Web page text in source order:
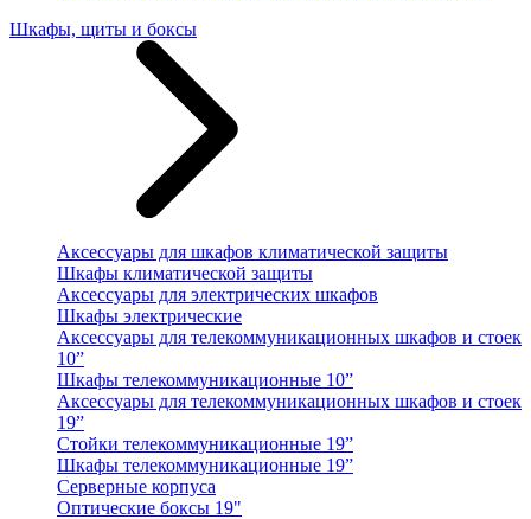
Шкафы, щиты и боксы
Аксессуары для шкафов климатической защиты
Шкафы климатической защиты
Аксессуары для электрических шкафов
Шкафы электрические
Аксессуары для телекоммуникационных шкафов и стоек
10”
Шкафы телекоммуникационные 10”
Аксессуары для телекоммуникационных шкафов и стоек
19”
Стойки телекоммуникационные 19”
Шкафы телекоммуникационные 19”
Серверные корпуса
Оптические боксы 19"